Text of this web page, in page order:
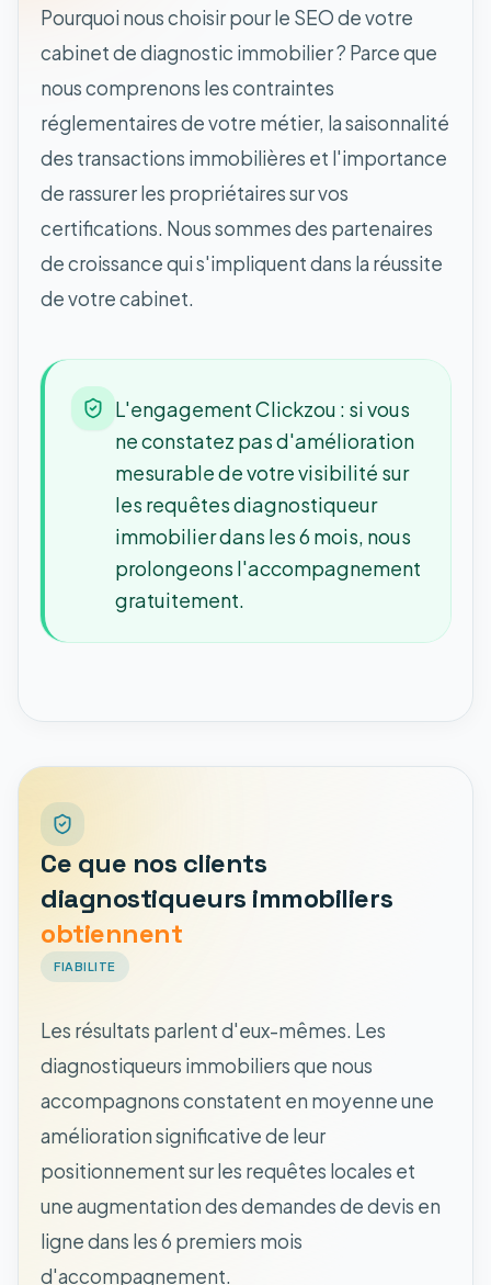
Pourquoi nous choisir pour le SEO de votre
cabinet de diagnostic immobilier ? Parce que
nous comprenons les contraintes
réglementaires de votre métier, la saisonnalité
des transactions immobilières et l'importance
de rassurer les propriétaires sur vos
certifications. Nous sommes des partenaires
de croissance qui s'impliquent dans la réussite
de votre cabinet.
L'engagement Clickzou : si vous
ne constatez pas d'amélioration
mesurable de votre visibilité sur
les requêtes diagnostiqueur
immobilier dans les 6 mois, nous
prolongeons l'accompagnement
gratuitement.
Ce que nos clients
diagnostiqueurs immobiliers
obtiennent
FIABILITE
Les résultats parlent d'eux-mêmes. Les
diagnostiqueurs immobiliers que nous
accompagnons constatent en moyenne une
amélioration significative de leur
positionnement sur les requêtes locales et
une augmentation des demandes de devis en
ligne dans les 6 premiers mois
d'accompagnement.